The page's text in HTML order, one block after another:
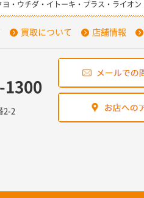
ヨ・ウチダ・イトーキ・プラス・ライオン
買取について 店舗情報
1300
2-2